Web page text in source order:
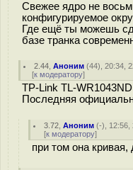
Свежее ядро не
конфигурируемое
Где ещё ты можешь
базе транка
2.44 ,Аноним (44), 20:34,
[к модератору]
TP-Link TL-
Последняя
3.72 ,Аноним (-), 12:56,
[к модератору]
при том она